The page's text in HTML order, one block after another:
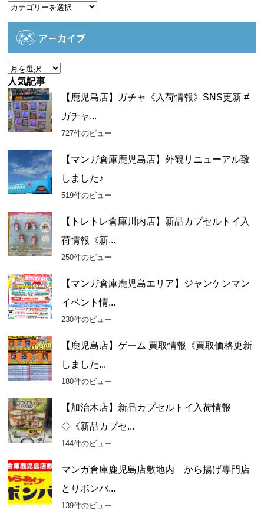
カ
アーカイブ
ア
ー
カ
イ
ブ
人気記事
【鹿児島店】ガチャ《入荷情報》SNS更新 #
ガチャ...
727件のビュー
【マンガ倉庫鹿児島店】外観リニューアル致
しました♪
519件のビュー
【トレトレ倉庫川内店】新品カプセルトイ入
荷情報《新...
250件のビュー
【マンガ倉庫鹿児島エリア】ジャンケンマン
イベント情...
230件のビュー
【鹿児島店】ゲーム 買取情報《買取価格更新
しました...
180件のビュー
【加治木店】新品カプセルトイ入荷情報
◇《新品カプセ...
144件のビュー
マンガ倉庫鹿児島店敷地内 から揚げ専門店
とりボンバ...
139件のビュー